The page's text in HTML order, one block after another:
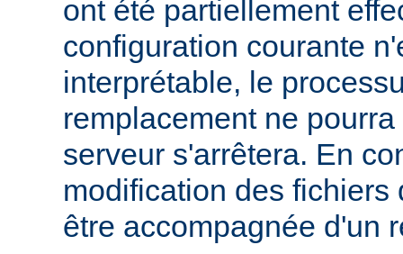
ont été partiellement
configuration courante
interprétable, le
remplacement ne
serveur s'arrêtera. En
modification des fichiers
être accompagnée d'un